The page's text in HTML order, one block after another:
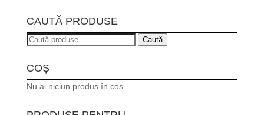
CAUTĂ PRODUSE
Caută
Caută
COȘ
Nu ai niciun produs în coș.